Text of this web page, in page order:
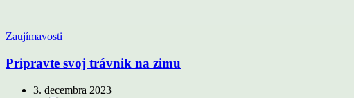
Zaujímavosti
Pripravte svoj trávnik na zimu
3. decembra 2023